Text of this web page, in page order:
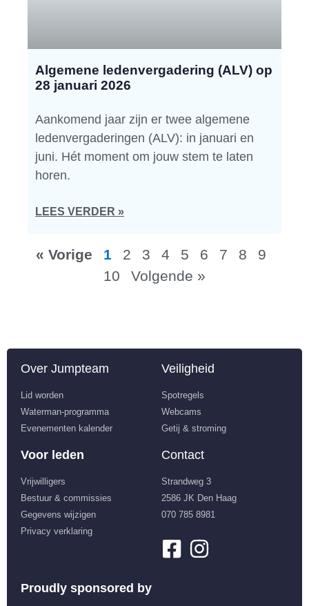
Algemene ledenvergadering (ALV) op
28 januari 2026
Aankomend jaar zijn er twee algemene
ledenvergaderingen (ALV): in januari en
juni. Hét moment om jouw stem te laten
horen.
LEES VERDER »
« Vorige 1 2 3 4 5 6 7 8
9
10
Volgende »
Over Jumpteam
Lid worden
Waterman-programma
Evenementen kalender
Veiligheid
Spotregels
Webcams
Getij & stroming
Voor leden
Vrijwilligers
Bestuur & commissies
Gegevens wijzigen
Privacy verklaring
Contact
Strandweg 3
2586 JK Den Haag
070 785 8981
Proudly sponsored by